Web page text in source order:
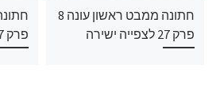
פרק 17 לצפייה ישירה
חתונה ממבט ראשון עונה 8
פרק 27 לצפייה ישירה